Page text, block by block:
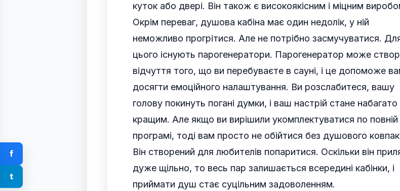
куток або двері. Він також є високоякісним і міцним
Окрім переваг, душова кабіна має один недолік, у ній
неможливо прогрітися. Але не потрібно засмучуватися.
цього існують парогенератори. Парогенератор може
відчуття того, що ви перебуваєте в сауні, і це допоможе
досягти емоційного налаштування. Ви розслабитеся, вашу
голову покинуть погані думки, і ваш настрій стане набагато
кращим. Але якщо ви вирішили укомплектуватися по повній
програмі, тоді вам просто не обійтися без душового
Він створений для любителів попаритися. Оскільки він
дуже щільно, то весь пар залишається всередині кабінки, і
приймати душ стає суцільним задоволенням.
f
t